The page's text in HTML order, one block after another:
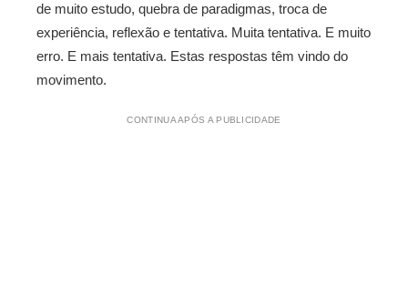
de muito estudo, quebra de paradigmas, troca de
experiência, reflexão e tentativa. Muita tentativa. E muito
erro. E mais tentativa. Estas respostas têm vindo do
movimento.
CONTINUA APÓS A PUBLICIDADE